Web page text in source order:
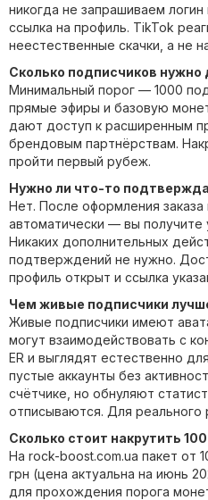
никогда не запрашиваем
ссылка на профиль. TikTok
неестественные скачки, а не
Сколько подписчиков нужно
Минимальный порог — 1000
прямые эфиры и базовую
дают доступ к расширенным
брендовым партнёрствам.
пройти первый рубеж.
Нужно ли что-то
Нет. После оформления заказа
автоматически — вы получите
Никаких дополнительных
подтверждений не нужно.
профиль открыт и ссылка
Чем живые подписчики
Живые подписчики имеют
могут взаимодействовать с
ER и выглядят естественно
пустые аккаунты без
счётчике, но обнуляют
отписываются. Для
Сколько стоит накрутить
На rock-boost.com.ua пакет от
грн (цена актуальна на июнь
для прохождения порога